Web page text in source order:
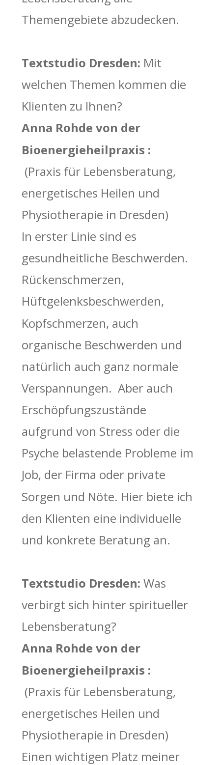
Themengebiete abzudecken.
Textstudio Dresden: Mit
welchen Themen kommen die
Klienten zu Ihnen?
Anna Rohde von der
Bioenergieheilpraxis :
(Praxis für Lebensberatung,
energetisches Heilen und
Physiotherapie in Dresden)
In erster Linie sind es
gesundheitliche Beschwerden.
Rückenschmerzen,
Hüftgelenksbeschwerden,
Kopfschmerzen, auch
organische Beschwerden und
natürlich auch ganz normale
Verspannungen.  Aber auch
Erschöpfungszustände
aufgrund von Stress oder die
Psyche belastende Probleme im
Job, der Firma oder private
Sorgen und Nöte. Hier biete ich
den Klienten eine individuelle
und konkrete Beratung an.
Textstudio Dresden: Was
verbirgt sich hinter spiritueller
Lebensberatung?
Anna Rohde von der
Bioenergieheilpraxis :
(Praxis für Lebensberatung,
energetisches Heilen und
Physiotherapie in Dresden)
Einen wichtigen Platz meiner